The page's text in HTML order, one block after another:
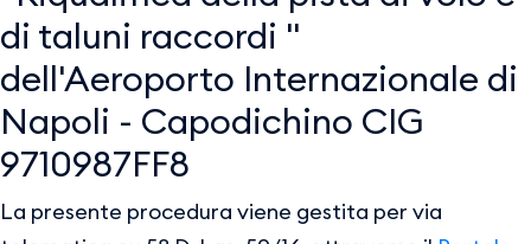
di taluni raccordi "
dell'Aeroporto Internazionale di
Napoli - Capodichino CIG
9710987FF8
La presente procedura viene gestita per via